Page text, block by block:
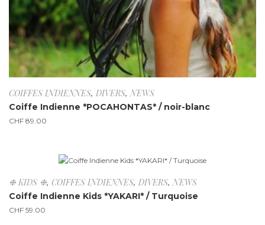
COIFFES INDIENNES, DIVERS,NEWS
Coiffe Indienne *POCAHONTAS* / noir-blanc
CHF 89.00
❉ KIDS ❉, COIFFES INDIENNES, DIVERS,NEWS
Coiffe Indienne Kids *YAKARI* / Turquoise
CHF 59.00